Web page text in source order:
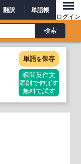
翻訳 単語帳
ログイン
単語を保存
瞬間英作文
添削で伸ばす
無料で試す